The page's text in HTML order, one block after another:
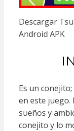
Descargar
Android APK
Es un
en este juego.
sueños y
conejito y lo